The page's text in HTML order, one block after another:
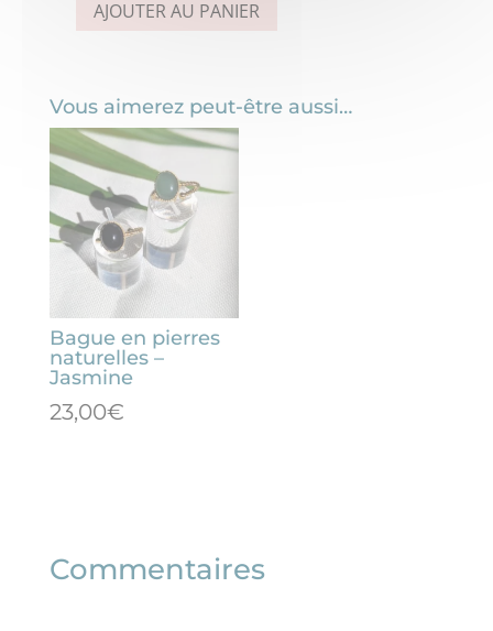
quantité
Boucles
d'oreilles
indiennes
clips
AJOUTER AU PANIER
Vous aimerez peut-être aussi…
Bague en pierres
naturelles –
Jasmine
23,00€
Commentaires